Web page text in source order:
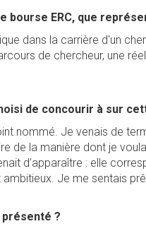
bourse ERC, que
dans la carrière d'un
de chercheur, une
de concourir à sur
nommé. Je venais de
de la manière dont je
d’apparaître : elle
Je me sentais
?